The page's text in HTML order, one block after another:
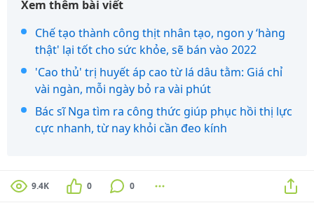
Xem thêm bài viết
Chế tạo thành công thịt nhân tạo, ngon y ‘hàng
thật' lại tốt cho sức khỏe, sẽ bán vào 2022
'Cao thủ' trị huyết áp cao từ lá dâu tằm: Giá chỉ
vài ngàn, mỗi ngày bỏ ra vài phút
Bác sĩ Nga tìm ra công thức giúp phục hồi thị lực
cực nhanh, từ nay khỏi cần đeo kính
9.4K 0 0